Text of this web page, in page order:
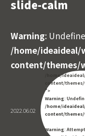
slide-calm
Warning:
/home/
content/themes/
2022.06.02
/home/
content/
">
Warning:
/home/
content/themes/
Warning: